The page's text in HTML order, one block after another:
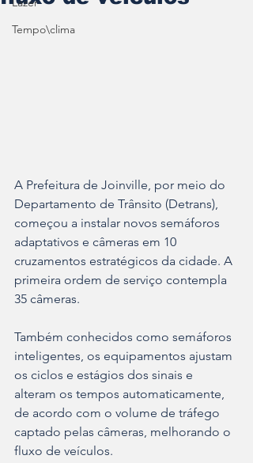
Tempo\clima
A Prefeitura de Joinville, por meio do
Departamento de Trânsito (Detrans),
começou a instalar novos semáforos
adaptativos e câmeras em 10
cruzamentos estratégicos da cidade. A
primeira ordem de serviço contempla
35 câmeras.
Também conhecidos como semáforos
inteligentes, os equipamentos ajustam
os ciclos e estágios dos sinais e
alteram os tempos automaticamente,
de acordo com o volume de tráfego
captado pelas câmeras, melhorando o
fluxo de veículos.